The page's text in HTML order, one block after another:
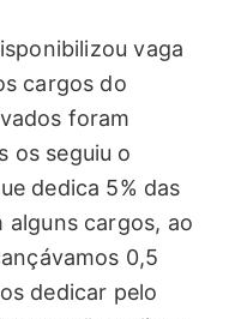
vaga
cargos do
foram
os seguiu o
dedica 5% das
alguns cargos, ao
0,5
dedicar pelo